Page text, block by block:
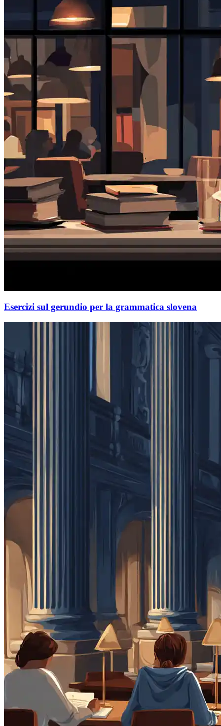
Esercizi sul gerundio per la grammatica slovena